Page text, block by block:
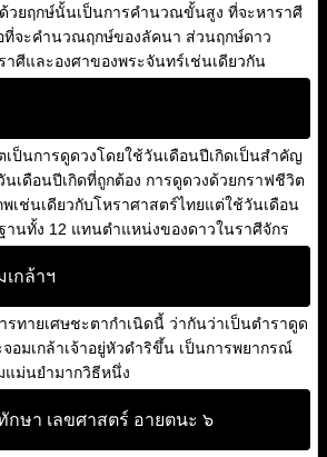
วยฤกษ์นั้นเป็นการคำนวณขั้นสูง ที่จะหาราศี
ที่จะคำนวณฤกษ์ของลัคนา ส่วนฤกษ์ดาว
ศีและองศาของพระจันทร์เช่นเดียวกัน
ป็นการดูดวงโดยใช้วันเดือนปีเกิดเป็นสำคัญ
นเดือนปีเกิดที่ถูกต้อง การดูดวงด้วยกราฟชีวิต
เช่นเดียวกับโหราศาสตร์ไทยแต่ใช้วันเดือน
านทั้ง 12 แทนตำแหน่งของดาวในราศีจักร
เกล้าฯ
รทายเศษชะตากำเนิดนี้ ว่ากันว่าเป็นตำราดูด
อมเกล้าเจ้าอยู่หัวดำริขึ้น เป็นการพยากรณ์
แม่นยำมากวิธีหนึ่ง
กษา เลขศาสตร์ อายตนะ ๖